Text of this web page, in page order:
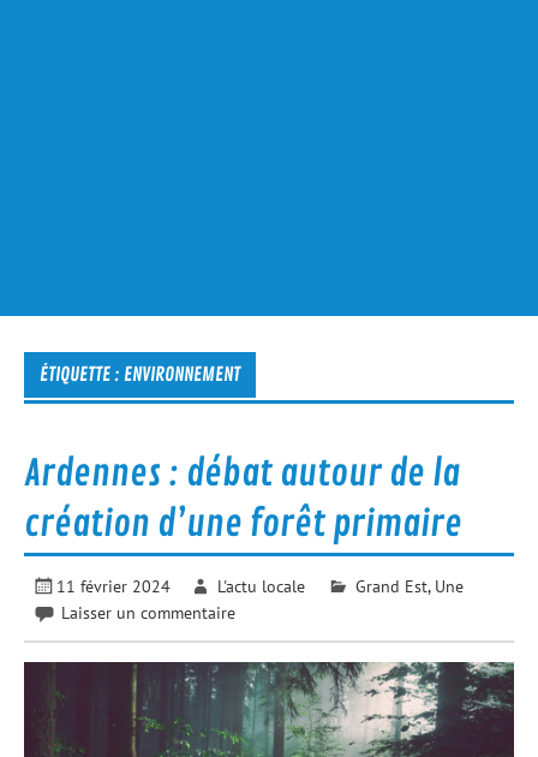
ÉTIQUETTE : ENVIRONNEMENT
Ardennes : débat autour de la
création d’une forêt primaire
11 février 2024 L'actu locale Grand Est, Une
Laisser un commentaire